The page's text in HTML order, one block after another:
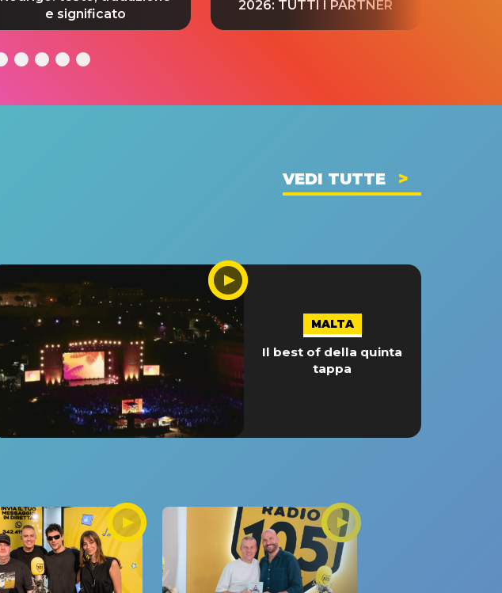
e significato
2026: TUTTI I PARTNER
VEDI TUTTE
MALTA
Il best of della quinta
tappa